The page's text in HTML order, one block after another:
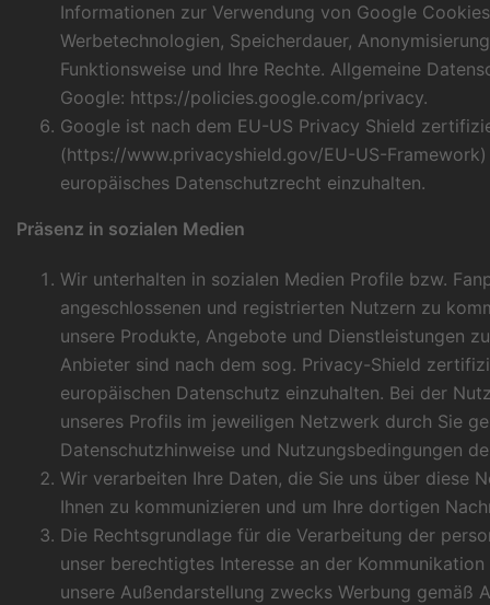
Informationen zur Verwendung von Google
Werbetechnologien, Speicherdauer,
Funktionsweise und Ihre Rechte. Allgemeine
Google: https://policies.google.com/privacy.
Google ist nach dem EU-US Privacy Shield
(https://www.privacyshield.gov/EU-US-Framework
europäisches Datenschutzrecht einzuhalten.
Präsenz in sozialen Medien
Wir unterhalten in sozialen Medien Profile bzw.
angeschlossenen und registrierten Nutzern zu
unsere Produkte, Angebote und Dienstleistungen
Anbieter sind nach dem sog. Privacy-Shield
europäischen Datenschutz einzuhalten. Bei der
unseres Profils im jeweiligen Netzwerk durch Sie
Datenschutzhinweise und Nutzungsbedingungen
Wir verarbeiten Ihre Daten, die Sie uns über diese
Ihnen zu kommunizieren und um Ihre dortigen
Die Rechtsgrundlage für die Verarbeitung der
unser berechtigtes Interesse an der
unsere Außendarstellung zwecks Werbung gemäß